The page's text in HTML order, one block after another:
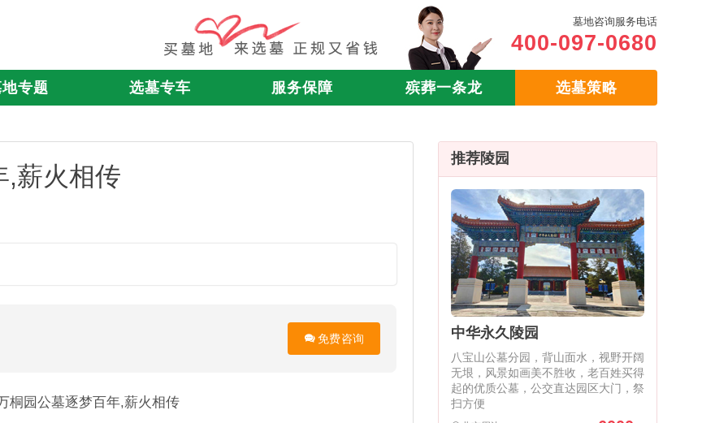
墓地咨询服务电话
400-097-0680
专题 选墓专车 服务保障 殡葬一条龙 选墓策略
,薪火相传
免费咨询
桐园公墓逐梦百年,薪火相传
推荐陵园
中华永久陵园
八宝山公墓分园，背山面水，视野开阔
无垠，风景如画美不胜收，老百姓买得
起的优质公墓，公交直达园区大门，祭
扫方便